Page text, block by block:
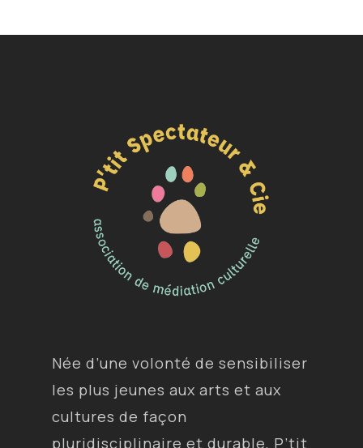
Née d’une volonté de sensibiliser
les plus jeunes aux arts et aux
cultures de façon
pluridisciplinaire et durable, P’tit